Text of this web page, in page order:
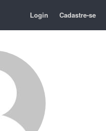
Login Cadastre-se